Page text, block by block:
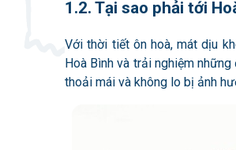
1.2. Tại sao phải tới
Với thời tiết ôn hoà, mát dịu
Hoà Bình và trải nghiệm
thoải mái và không lo bị ảnh